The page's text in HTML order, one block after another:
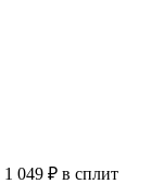
1 049 ₽ в сплит